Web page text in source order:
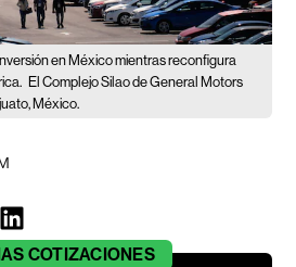
en México mientras reconfigura
El Complejo Silao de General Motors
México.
COTIZACIONES